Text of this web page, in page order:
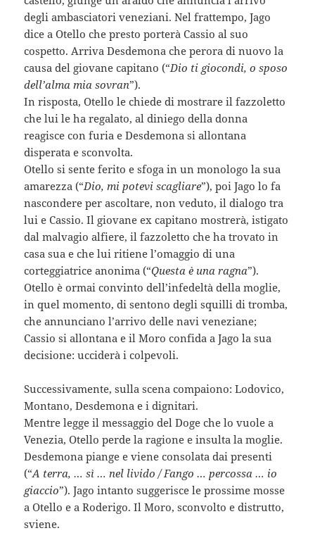
degli ambasciatori veneziani. Nel frattempo, Jago
dice a Otello che presto porterà Cassio al suo
cospetto. Arriva Desdemona che perora di nuovo la
causa del giovane capitano (“Dio ti giocondi, o sposo
dell’alma mia sovran”).
In risposta, Otello le chiede di mostrare il fazzoletto
che lui le ha regalato, al diniego della donna
reagisce con furia e Desdemona si allontana
disperata e sconvolta.
Otello si sente ferito e sfoga in un monologo la sua
amarezza (“Dio, mi potevi scagliare”), poi Jago lo fa
nascondere per ascoltare, non veduto, il dialogo tra
lui e Cassio. Il giovane ex capitano mostrerà, istigato
dal malvagio alfiere, il fazzoletto che ha trovato in
casa sua e che lui ritiene l’omaggio di una
corteggiatrice anonima (“Questa è una ragna”).
Otello è ormai convinto dell’infedeltà della moglie,
in quel momento, di sentono degli squilli di tromba,
che annunciano l’arrivo delle navi veneziane;
Cassio si allontana e il Moro confida a Jago la sua
decisione: ucciderà i colpevoli.
Successivamente, sulla scena compaiono: Lodovico,
Montano, Desdemona e i dignitari.
Mentre legge il messaggio del Doge che lo vuole a
Venezia, Otello perde la ragione e insulta la moglie.
Desdemona piange e viene consolata dai presenti
(“A terra, … sì … nel livido / Fango … percossa … io
giaccio”). Jago intanto suggerisce le prossime mosse
a Otello e a Roderigo. Il Moro, sconvolto e distrutto,
sviene.